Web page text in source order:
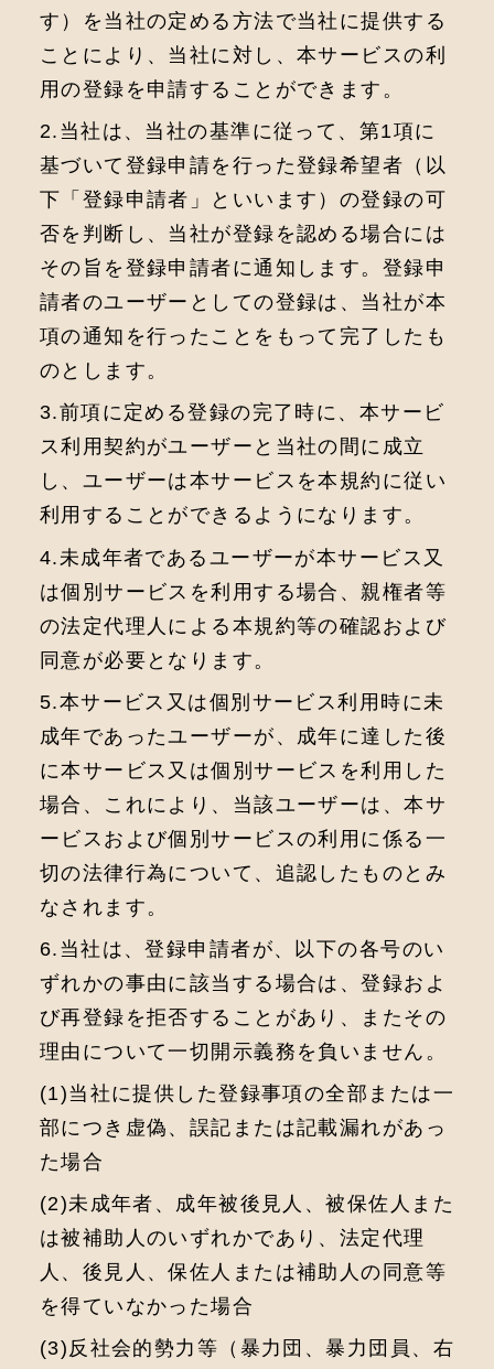
す）を当社の定める方法で当社に提供する
ことにより、当社に対し、本サービスの利
用の登録を申請することができます。
2.当社は、当社の基準に従って、第1項に
基づいて登録申請を行った登録希望者（以
下「登録申請者」といいます）の登録の可
否を判断し、当社が登録を認める場合には
その旨を登録申請者に通知します。登録申
請者のユーザーとしての登録は、当社が本
項の通知を行ったことをもって完了したも
のとします。
3.前項に定める登録の完了時に、本サービ
ス利用契約がユーザーと当社の間に成立
し、ユーザーは本サービスを本規約に従い
利用することができるようになります。
4.未成年者であるユーザーが本サービス⼜
は個別サービスを利⽤する場合、親権者等
の法定代理⼈による本規約等の確認および
同意が必要となります。
5.本サービス⼜は個別サービス利⽤時に未
成年であったユーザーが、成年に達した後
に本サービス⼜は個別サービスを利⽤した
場合、これにより、当該ユーザーは、本サ
ービスおよび個別サービスの利⽤に係る⼀
切の法律⾏為について、追認したものとみ
なされます。
6.当社は、登録申請者が、以下の各号のい
ずれかの事由に該当する場合は、登録およ
び再登録を拒否することがあり、またその
理由について一切開示義務を負いません。
(1)当社に提供した登録事項の全部または一
部につき虚偽、誤記または記載漏れがあっ
た場合
(2)未成年者、成年被後見人、被保佐人また
は被補助人のいずれかであり、法定代理
人、後見人、保佐人または補助人の同意等
を得ていなかった場合
(3)反社会的勢力等（暴力団、暴力団員、右